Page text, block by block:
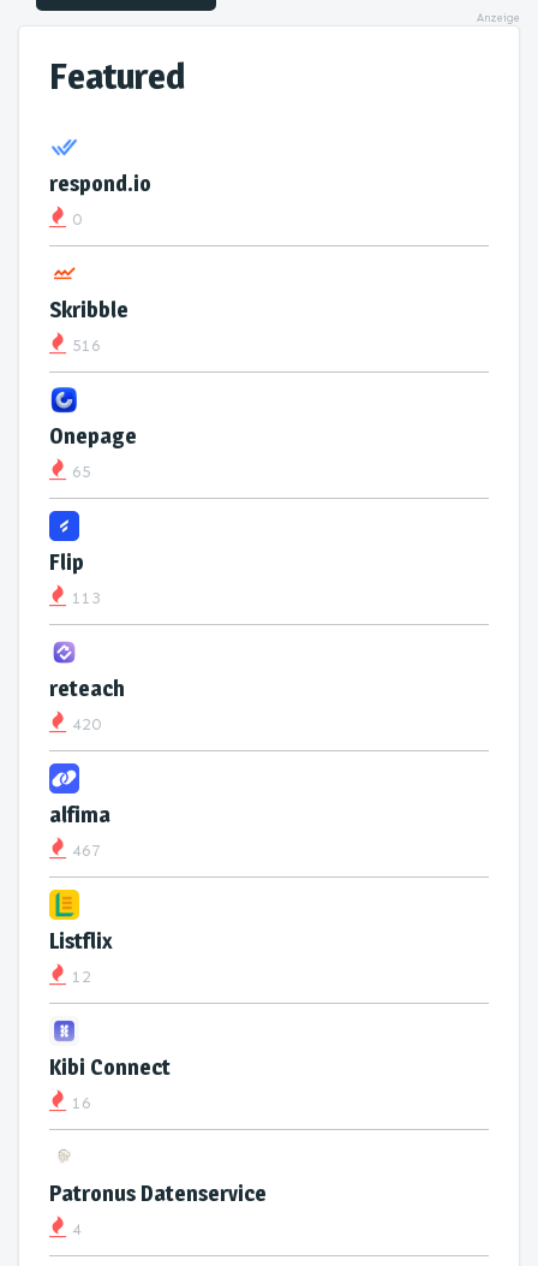
Anzeige
Featured
respond.io
0
Skribble
516
Onepage
65
Flip
113
reteach
420
alfima
467
Listflix
12
Kibi Connect
16
Patronus Datenservice
4